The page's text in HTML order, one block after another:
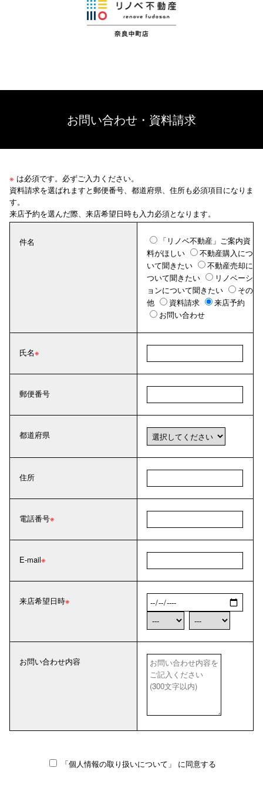
お問い合わせ・資料請求
※ は必須です。必ずご入力ください。
資料請求を選ばれますと郵便番号、都道府県、住所も必須項目になりま
す。
来店予約を選んだ際、来店希望日時も入力必須となります。
件名
「リノベ不動産」ご案内資
料がほしい
不動産購入につ
いて聞きたい
不動産売却に
ついて聞きたい
リノベーシ
ョンについて聞きたい
その
他
資料請求
来店予約
お問い合わせ
氏名
郵便番号
都道府県
住所
電話番号
E-mail
来店希望日時
お問い合わせ内容
「個人情報の取り扱いについて」 に同意する